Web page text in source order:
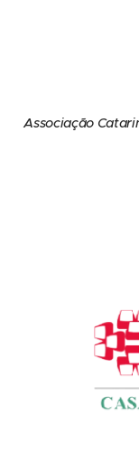
Associação